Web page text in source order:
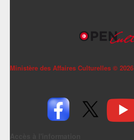
Ministère des Affaires Culturelles © 2026